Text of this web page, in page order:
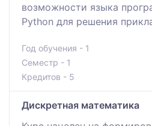
возможности языка
Python для решения
Год обучения - 1
Семестр - 1
Кредитов - 5
Дискретная математика